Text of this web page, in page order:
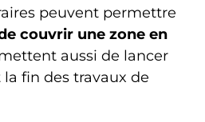
peuvent permettre
couvrir une zone en
aussi de lancer
fin des travaux de